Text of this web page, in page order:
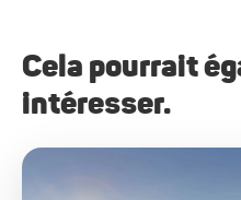
Cela pourrait
intéresser.